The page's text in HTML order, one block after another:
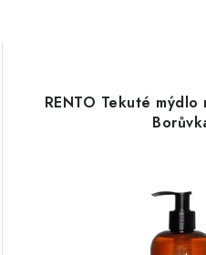
RENTO Tekuté